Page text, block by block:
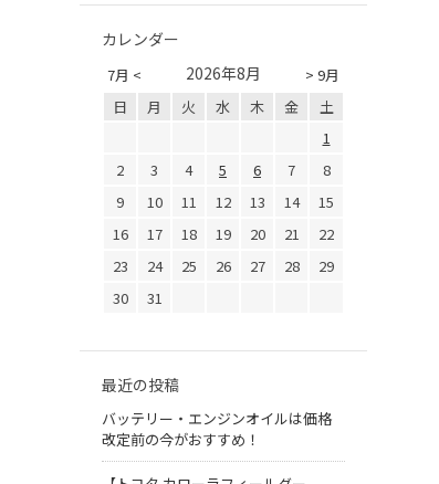
カレンダー
7月 < > 9月
2026年8月
日 月 火 水 木 金
土
1
2
3 4 5 6 7
8
9
10 11 12 13 14
15
16
17 18 19 20 21
22
23
24 25 26 27 28
29
30
31
最近の投稿
バッテリー・エンジンオイルは価格
改定前の今がおすすめ！